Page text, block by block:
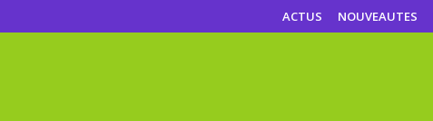
ACTUS NOUVEAUTES